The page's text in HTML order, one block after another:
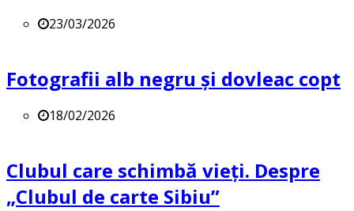
23/03/2026
Fotografii alb negru și dovleac copt
18/02/2026
Clubul care schimbă vieți. Despre
„Clubul de carte Sibiu”